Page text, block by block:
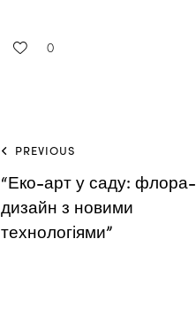
0
PREVIOUS
“Еко-арт у саду: флора-
дизайн з новими
технологіями”